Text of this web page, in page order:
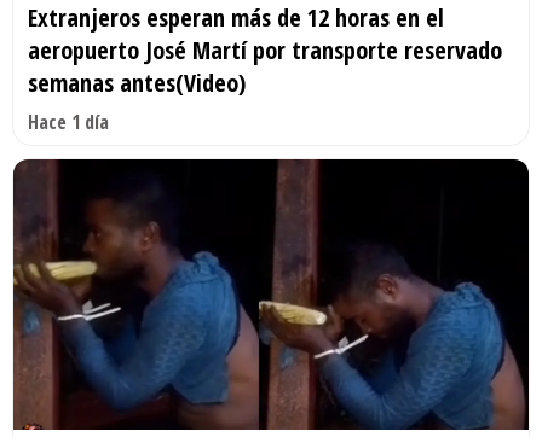
Extranjeros esperan más de 12 horas en el
aeropuerto José Martí por transporte reservado
semanas antes(Video)
Hace 1 día